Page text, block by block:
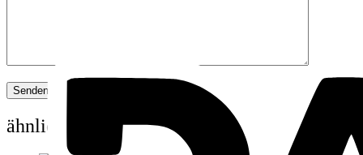
ähnliche Produkte